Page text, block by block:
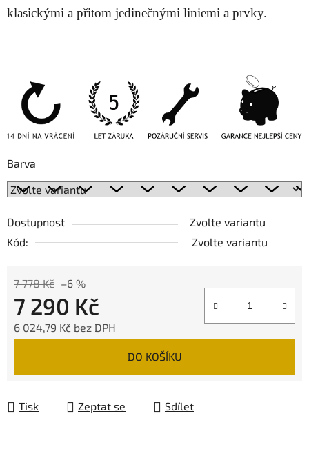
klasickými a přitom jedinečnými liniemi a prvky.
Barva
Dostupnost
Zvolte variantu
Kód:
Zvolte variantu
7 778 Kč –6 %
7 290 Kč
6 024,79 Kč bez DPH
DO KOŠÍKU
Tisk Zeptat se Sdílet